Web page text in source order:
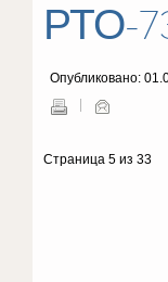
РТО-
Опубликовано:
Страница 5 из 33